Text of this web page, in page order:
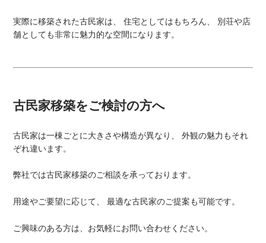
実際に移築された古民家は、 住宅としてはもちろん、 別荘や店
舗としても非常に魅力的な空間になります。
古民家移築をご検討の方へ
古民家は一棟ごとに大きさや構造が異なり、 外観の魅力もそれ
ぞれ違います。
弊社では古民家移築のご相談を承っております。
用途やご要望に応じて、 最適な古民家のご提案も可能です。
ご興味のある方は、お気軽にお問い合わせください。